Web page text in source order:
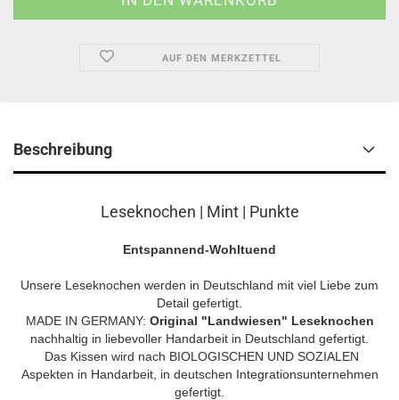
AUF DEN MERKZETTEL
Beschreibung
Leseknochen | Mint | Punkte
Entspannend-Wohltuend
Unsere Leseknochen werden in Deutschland mit viel Liebe zum
Detail gefertigt.
MADE IN GERMANY: Original "Landwiesen" Leseknochen
nachhaltig in liebevoller Handarbeit in Deutschland gefertigt.
Das Kissen wird nach BIOLOGISCHEN UND SOZIALEN
Aspekten in Handarbeit, in deutschen Integrationsunternehmen
gefertigt.